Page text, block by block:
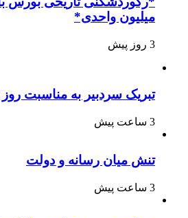
میلیون واحدی*
3 روز پیش
تبریک سردبیر به مناسبت روز
3 ساعت پیش
تنش میان رسانه و دولت
3 ساعت پیش